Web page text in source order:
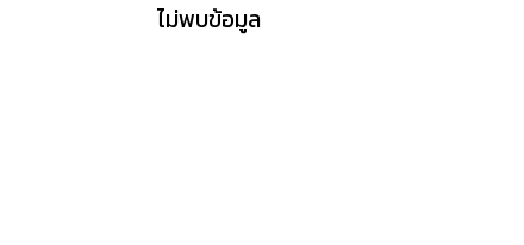
ไม่พบข้อมูล